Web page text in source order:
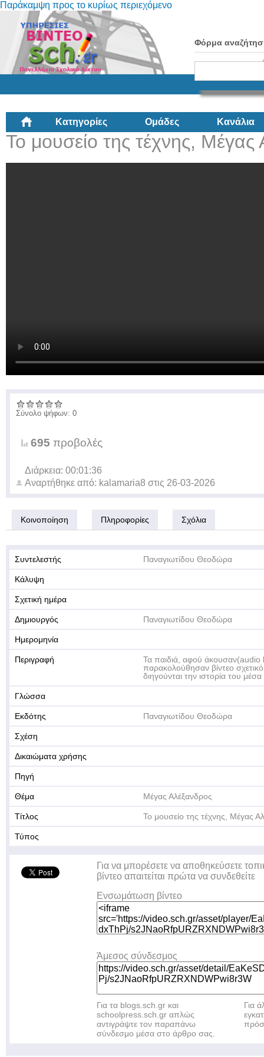
Παράκαμψη προς το κυρίως περιεχόμενο
Φόρμα
Κατηγορίες Ομάδες Κανάλια
Το μουσείο της τέχνης, Μέγας
Σύνολο ψήφων: 0
695 προβολές
Διάρκεια: 00:01:36
Αναρτήθηκε από: kalamaria8 στις 26-03-2026
Κοινοποίηση Πληροφορίες Σχόλια
Συντελεστής Παναγιωτίδου Θεοδώρα
Κάλυψη
Σχετική ημέρα
Δημιουργός Παναγιωτίδου Θεοδώρα
Ημερομηνία
Περιγραφή
Τα παιδιά, αφού άκουσαν(audio
παρακολούθησαν βίντεο
διηγούνται την ιστορία του
Γλώσσα
Εκδότης Παναγιωτίδου Θεοδώρα
Σχέση
Δικαιώματα χρήσης
Πηγή
Θέμα Μέγας Αλέξανδρος
Τίτλος Το μουσείο της τέχνης, Μέγας
Τύπος
Για να μπορέσετε να αποθηκεύσετε
βίντεο απαιτείται πρώτα να συνδεθείτε
Ενσωμάτωση βίντεο
Άμεσος σύνδεσμος
Για τα blogs.sch.gr και
schoolpress.sch.gr απλώς
αντιγράψτε τον παραπάνω
σύνδεσμο μέσα στο άρθρο σας.
Για